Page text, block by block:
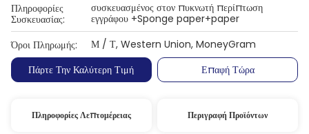
Πληροφορίες
Συσκευασίας:
συσκευασμένος στον πυκνωτή περίπτωση
εγγράφου +Sponge paper+paper
Όροι Πληρωμής:
Μ / Τ, Western Union, MoneyGram
Πάρτε Την Καλύτερη Τιμή
Επαφή Τώρα
Πληροφορίες Λεπτομέρειας Περιγραφή Προϊόντων